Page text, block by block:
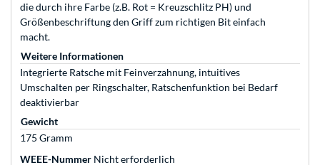
die durch ihre Farbe (z.B. Rot = Kreuzschlitz PH) und
Größenbeschriftung den Griff zum richtigen Bit einfach
macht.
Weitere Informationen
Integrierte Ratsche mit Feinverzahnung, intuitives
Umschalten per Ringschalter, Ratschenfunktion bei Bedarf
deaktivierbar
Gewicht
175 Gramm
WEEE-Nummer Nicht erforderlich